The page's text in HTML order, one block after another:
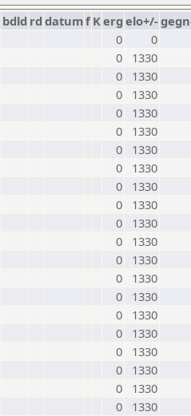
bdld rd datumf Kerg elo+/-
0
0
0
1330
0
1330
0
1330
0
1330
0
1330
0
1330
0
1330
0
1330
0
1330
0
1330
0
1330
0
1330
0
1330
0
1330
0
1330
0
1330
0
1330
0
1330
0
1330
0
1330